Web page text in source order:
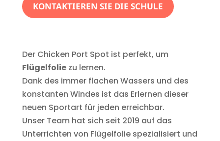
KONTAKTIEREN SIE DIE SCHULE
Der Chicken Port Spot ist perfekt, um
Flügelfoliezu lernen.
Dank des immer flachen Wassers und des
konstanten Windes ist das Erlernen dieser
neuen Sportart für jeden erreichbar.
Unser Team hat sich seit 2019 auf das
Unterrichten von Flügelfolie spezialisiert und